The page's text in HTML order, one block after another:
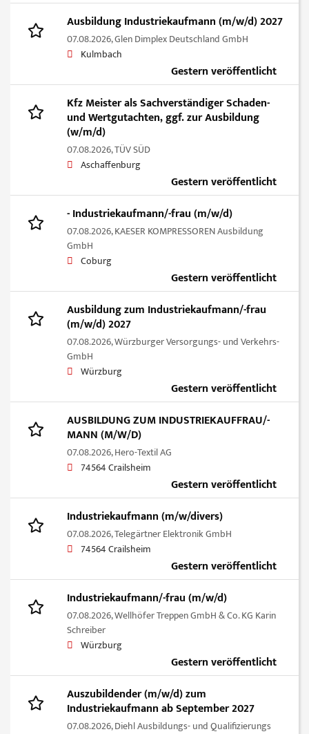
Ausbildung Industriekaufmann (m/w/d) 2027
07.08.2026,Glen Dimplex Deutschland GmbH
Kulmbach
Gestern veröffentlicht
Kfz Meister als Sachverständiger Schaden-
und Wertgutachten, ggf. zur Ausbildung
(w/m/d)
07.08.2026,TÜV SÜD
Aschaffenburg
Gestern veröffentlicht
- Industriekaufmann/-frau (m/w/d)
07.08.2026,KAESER KOMPRESSOREN Ausbildung
GmbH
Coburg
Gestern veröffentlicht
Ausbildung zum Industriekaufmann/-frau
(m/w/d) 2027
07.08.2026,Würzburger Versorgungs- und Verkehrs-
GmbH
Würzburg
Gestern veröffentlicht
AUSBILDUNG ZUM INDUSTRIEKAUFFRAU/-
MANN (M/W/D)
07.08.2026,Hero-Textil AG
74564 Crailsheim
Gestern veröffentlicht
Industriekaufmann (m/w/divers)
07.08.2026,Telegärtner Elektronik GmbH
74564 Crailsheim
Gestern veröffentlicht
Industriekaufmann/-frau (m/w/d)
07.08.2026,Wellhöfer Treppen GmbH & Co. KG Karin
Schreiber
Würzburg
Gestern veröffentlicht
Auszubildender (m/w/d) zum
Industriekaufmann ab September 2027
07.08.2026,Diehl Ausbildungs- und Qualifizierungs